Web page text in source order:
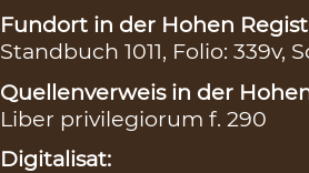
Fundort in der Hohen
Standbuch 1011, Folio: 339v,
Quellenverweis in der
Liber privilegiorum f. 290
Digitalisat: